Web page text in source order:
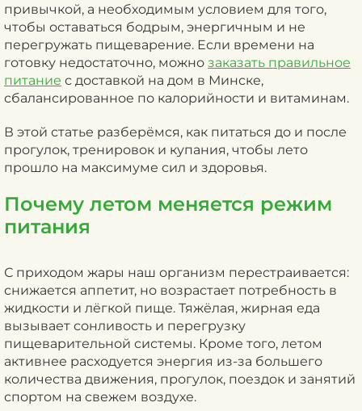
привычкой, а необходимым условием для того,
чтобы оставаться бодрым, энергичным и не
перегружать пищеварение. Если времени на
готовку недостаточно, можно заказать правильное
питание с доставкой на дом в Минске,
сбалансированное по калорийности и витаминам.
В этой статье разберёмся, как питаться до и после
прогулок, тренировок и купания, чтобы лето
прошло на максимуме сил и здоровья.
Почему летом меняется режим
питания
С приходом жары наш организм перестраивается:
снижается аппетит, но возрастает потребность в
жидкости и лёгкой пище. Тяжёлая, жирная еда
вызывает сонливость и перегрузку
пищеварительной системы. Кроме того, летом
активнее расходуется энергия из-за большего
количества движения, прогулок, поездок и занятий
спортом на свежем воздухе.